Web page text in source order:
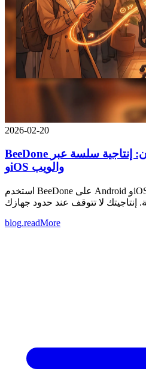
2026-02-20
BeeDone في كل مكان: إنتاجية سلسة عبر Android
وiOS والويب
استخدم BeeDone على Android وiOS والويب مع مزامنة فورية
blog.readMore